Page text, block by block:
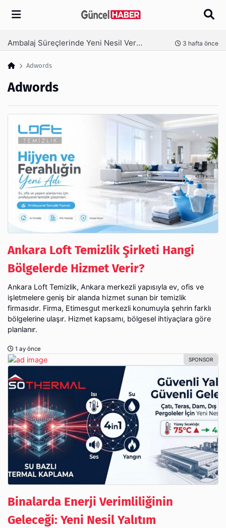
Arama
Ambalaj Süreçlerinde Yeni Nesil Verimliliği Olimpack ile Yakalayın 3 hafta önce
Adwords
Adwords
Ankara Loft Temizlik Şirketi Hangi
Bölgelerde Hizmet Verir?
Ankara Loft Temizlik, Ankara merkezli yapısıyla ev, ofis ve
işletmelere geniş bir alanda hizmet sunan bir temizlik
firmasıdır. Firma, Etimesgut merkezli konumuyla şehrin farklı
bölgelerine ulaşır. Hizmet kapsamı, bölgesel ihtiyaçlara göre
planlanır.
1 ay önce
Binalarda Enerji Verimliliğinin
Geleceği: Yeni Nesil Yalıtım